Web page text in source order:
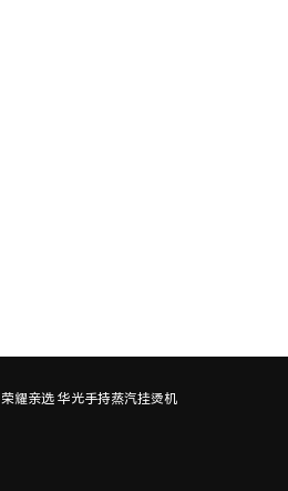
荣耀亲选 华光手持蒸汽挂烫机